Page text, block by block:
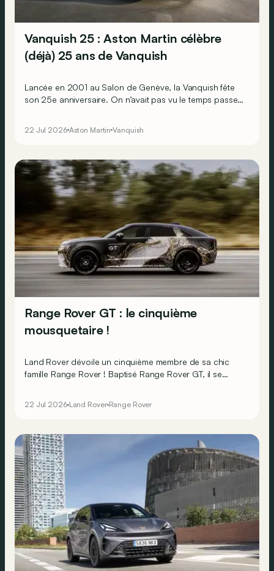
Vanquish 25 : Aston Martin célèbre
(déjà) 25 ans de Vanquish
Lancée en 2001 au Salon de Genève, la Vanquish fête
son 25e anniversaire. On n’avait pas vu le temps passer
seulement 25 exemplaires. Enfin, 25 x 2 !
22 Jul 2026 Aston Martin Vanquish
Range Rover GT : le cinquième
mousquetaire !
Land Rover dévoile un cinquième membre de sa chic
famille Range Rover ! Baptisé Range Rover GT, il se
22 Jul 2026 Land Rover Range Rover